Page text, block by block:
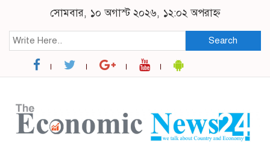
সোমবার, ১০ অগাস্ট ২০২৬, ১২:০২ অপরাহ্ন
Search